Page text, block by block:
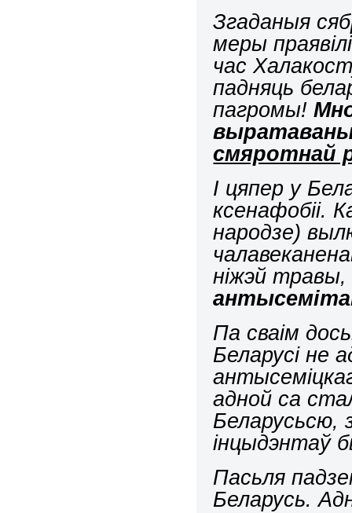
Згаданыя
меры
час
падняць
пагромы!
выратаваны
смяротнай
І цяпер у
ксенафобіі.
народзе)
ніжэй
Па сваім
Беларусі не
адной са
Беларусьсю,
інцыдэнтаў
Пасьля
Беларусь.